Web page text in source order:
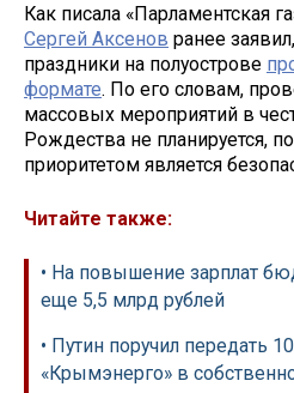
Как писала «Парламентская
Сергей Аксенов ранее
праздники на полуострове
формате. По его словам,
массовых мероприятий в
Рождества не планируется,
приоритетом является
Читайте также:
• На повышение зарплат
еще 5,5 млрд рублей
• Путин поручил передать
«Крымэнерго» в